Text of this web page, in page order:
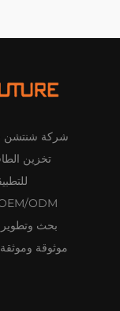
شركة شنتشن
موثوقة